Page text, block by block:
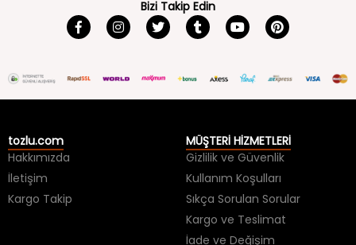
Bizi Takip Edin
tozlu.com
Hakkımızda
İletişim
Kargo Takip
MÜŞTERİ HİZMETLERİ
Gizlilik ve Güvenlik
Kullanım Koşulları
Sıkça Sorulan Sorular
Kargo ve Teslimat
İade ve Değişim